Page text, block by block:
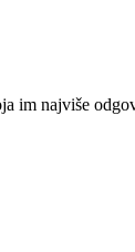
im najviše